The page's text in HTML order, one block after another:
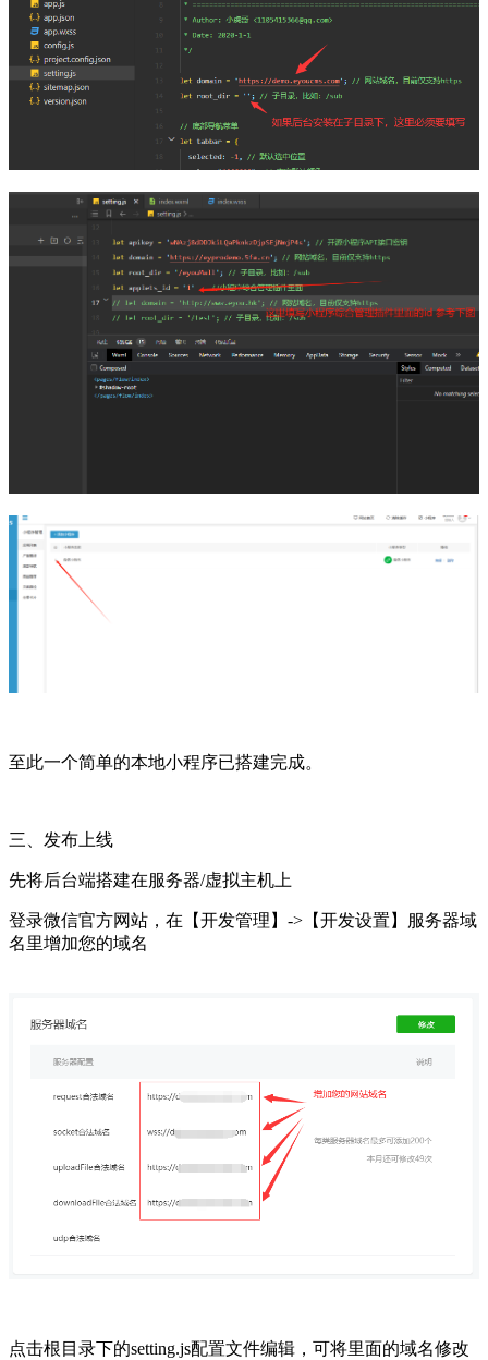
至此一个简单的本地小程序已搭建完成。
三、发布上线
先将后台端搭建在服务器/虚拟主机上
登录微信官方网站，在【开发管理】->【开发设置】服务器域
名里增加您的域名
点击根目录下的setting.js配置文件编辑，可将里面的域名修改